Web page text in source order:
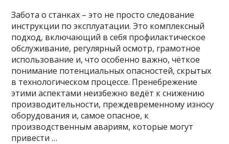
Забота о станках – это не просто следование
инструкции по эксплуатации. Это комплексный
подход, включающий в себя профилактическое
обслуживание, регулярный осмотр, грамотное
использование и, что особенно важно, чёткое
понимание потенциальных опасностей, скрытых
в технологическом процессе. Пренебрежение
этими аспектами неизбежно ведёт к снижению
производительности, преждевременному износу
оборудования и, самое опасное, к
производственным авариям, которые могут
привести …